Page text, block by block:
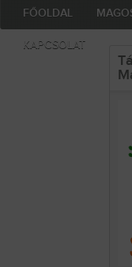
FŐOLDAL
KAPCSOLAT